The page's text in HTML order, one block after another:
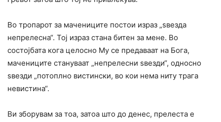
Во тропарот за мачениците постои израз „ѕвезда
непрелесна“. Тој израз стана битен за мене. Во
состојбата кога целосно Му се предаваат на Бога,
мачениците стануваат „непрелесни ѕвезди“, односно
ѕвезди „потоплно вистински, во кои нема ниту трага
невистина“.
Ви зборувам за тоа, затоа што до денес, прелеста е